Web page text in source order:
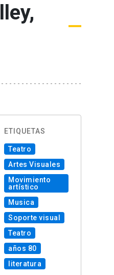
ETIQUETAS
Teatro
Artes Visuales
Movimiento
artístico
Musica
Soporte visual
Teatro
años 80
literatura